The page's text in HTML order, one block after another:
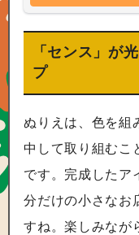
「センス」が
プ
ぬりえは、色を組
中して取り組むこ
です。完成したア
分だけの小さなお
すね。楽しみなが